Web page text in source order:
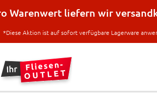
Warenwert liefern wir
*Diese Aktion ist auf sofort verfügbare Lagerware